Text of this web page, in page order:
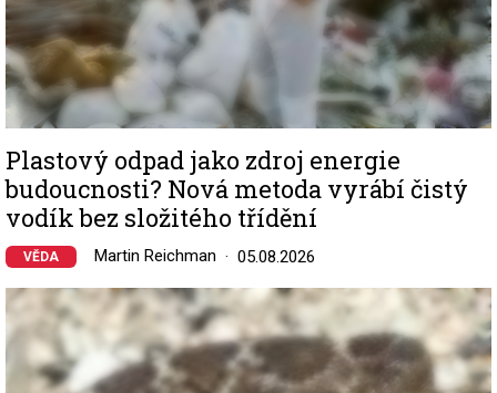
Plastový odpad jako zdroj energie
budoucnosti? Nová metoda vyrábí čistý
vodík bez složitého třídění
VĚDA Martin Reichman 05.08.2026
Image